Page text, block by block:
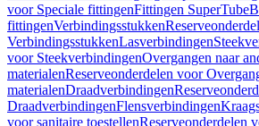
voor Speciale fittingenFittingen SuperTube
fittingenVerbindingsstukken
VerbindingsstukkenLasverbindingen
voor SteekverbindingenOvergangen naar
materialenReserveonderdelen voor
materialenDraadverbindingen
DraadverbindingenFlensverbindingen
voor sanitaire toestellenReserveonderdelen